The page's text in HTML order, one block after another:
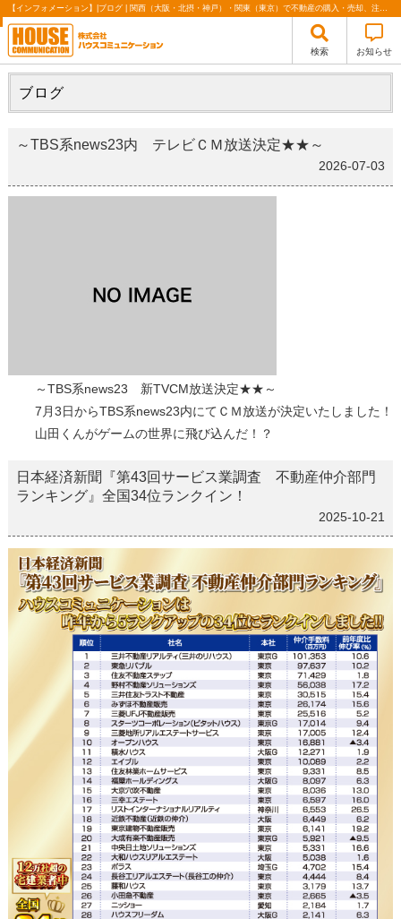
【インフォメーション】|ブログ | 関西（大阪・北摂・神戸）・関東（東京）で不動産の購入・売却、注文住宅、リノベーションの事なら株式会社ハウスコミュニケーション
検索 お知らせ
ブログ
～TBS系news23内 テレビＣＭ放送決定★★～
2026-07-03
～TBS系news23 新TVCM放送決定★★～
7月3日からTBS系news23内にてＣＭ放送が決定いたしました！
山田くんがゲームの世界に飛び込んだ！？
日本経済新聞『第43回サービス業調査 不動産仲介部門
ランキング』全国34位ランクイン！
2025-10-21